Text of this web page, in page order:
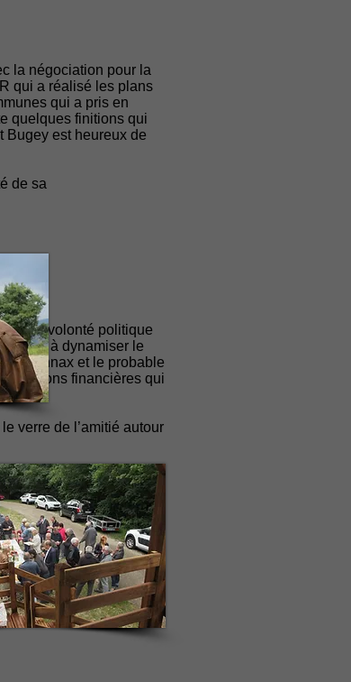
la négociation pour la
qui a réalisé les plans
qui a pris en
quelques finitions qui
Bugey est heureux de
de sa
la volonté politique
à dynamiser le
Oyonnax et le probable
financières qui
verre de l’amitié autour